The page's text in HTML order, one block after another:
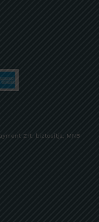
Zrt. biztosítja, MNB